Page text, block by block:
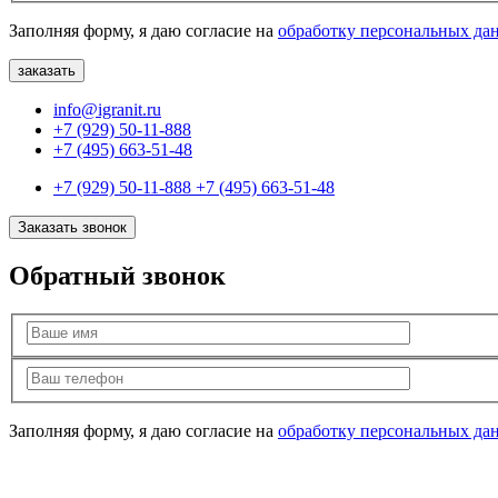
Заполняя форму, я даю согласие на обработку персональных
info@igranit.ru
+7 (929) 50-11-888
+7 (495) 663-51-48
+7 (929) 50-11-888 +7 (495) 663-51-48
Заказать звонок
Обратный звонок
Заполняя форму, я даю согласие на обработку персональных